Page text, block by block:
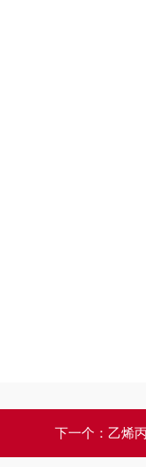
下一个： 乙烯